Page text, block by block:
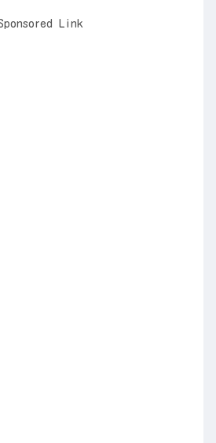
Link